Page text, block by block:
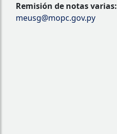
Remisión de notas varias:
meusg@mopc.gov.py